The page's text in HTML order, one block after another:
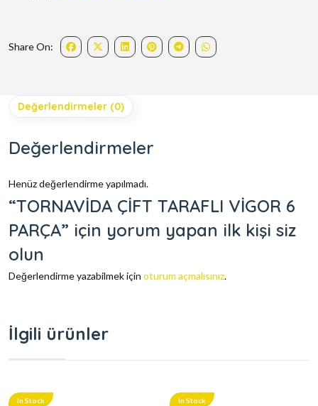
Share On:
Değerlendirmeler (0)
Değerlendirmeler
Henüz değerlendirme yapılmadı.
“TORNAVİDA ÇİFT TARAFLI VİGOR 6
PARÇA” için yorum yapan ilk kişi siz
olun
Değerlendirme yazabilmek için oturum açmalısınız.
İlgili ürünler
In Stock In Stock